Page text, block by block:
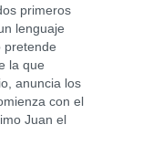
primeros
lenguaje
pretende
la que
anuncia los
con el
Juan el